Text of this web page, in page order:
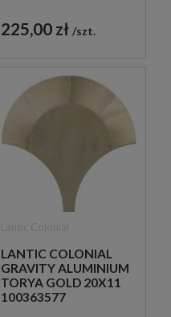
SZCZOTKOWANA
225,00 zł szt.
LANTIC COLONIAL
GRAVITY ALUMINIUM
TORYA GOLD 20X11
100363577